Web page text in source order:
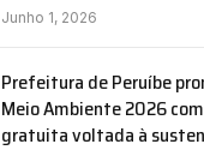
Junho 1, 2026
Prefeitura de Peruíbe
Meio Ambiente 2026
gratuita voltada à